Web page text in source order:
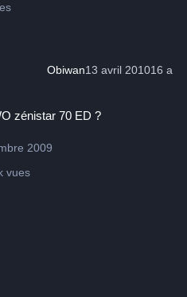
Obiwan13 avril 201016 a
zénistar 70 ED ?
2009
vues